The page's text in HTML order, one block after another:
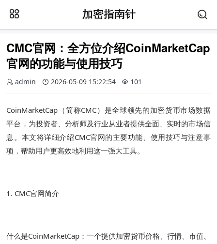
CMC官网：全方位介绍CoinMarketCap
官网的功能与使用技巧
admin 2026-05-09 15:22:54 101
CoinMarketCap（简称CMC）是全球领先的加密货币市场数据
平台，为投资者、分析师及行业从业者提供全面、实时的市场信
息。本文将详细介绍CMC官网的主要功能、使用技巧与注意事
项，帮助用户更高效地利用这一强大工具。
1. CMC官网简介
什么是CoinMarketCap：一个提供加密货币价格、行情、市值、